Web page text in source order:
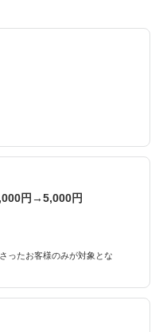
円→5,000円
ったお客様のみが対象とな